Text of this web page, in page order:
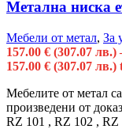
Метална ниска
Мебели от метал, За
157.00 € (307.07 лв.)
157.00 € (307.07
Мебелите от метал
произведени от
RZ 101 , RZ 102 , RZ